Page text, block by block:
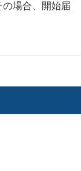
場合、開始届